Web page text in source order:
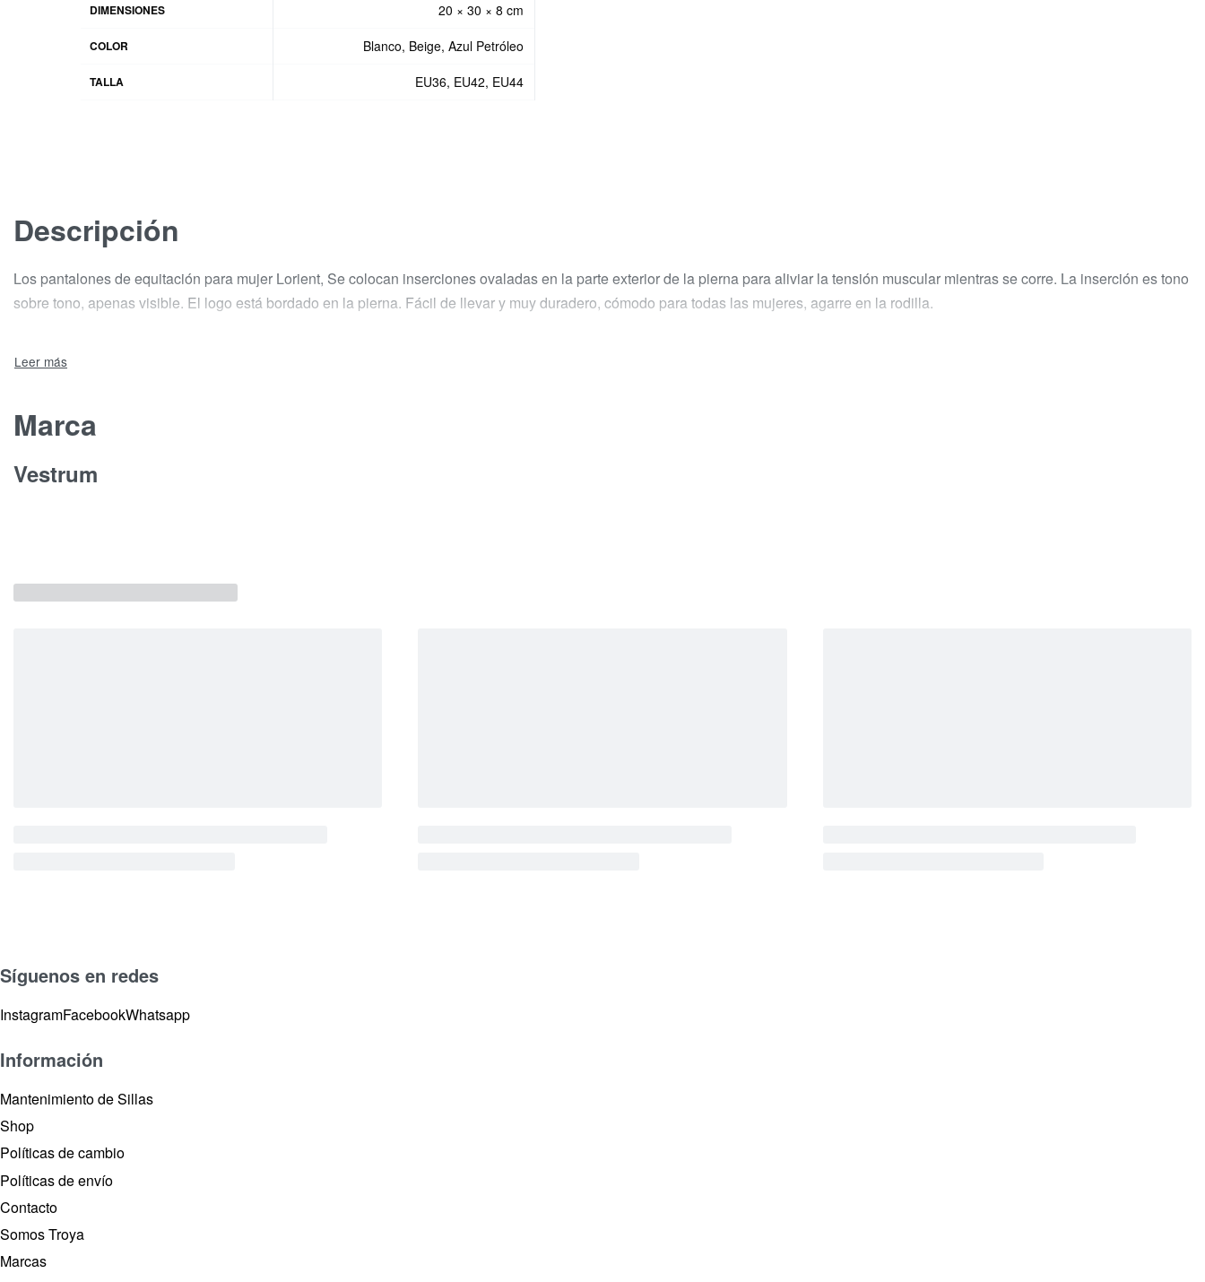
DIMENSIONES 20 × 30 × 8 cm
COLOR Blanco, Beige, Azul Petróleo
TALLA EU36, EU42, EU44
Descripción
Los pantalones de equitación para mujer Lorient, Se colocan inserciones ovaladas en la parte exterior de la pierna para aliviar la tensión muscular mientras se corre. La inserción es tono
sobre tono, apenas visible. El logo está bordado en la pierna. Fácil de llevar y muy duradero, cómodo para todas las mujeres, agarre en la rodilla.
Marca
Vestrum
Síguenos en redes
InstagramFacebookWhatsapp
Información
Mantenimiento de Sillas
Shop
Políticas de cambio
Políticas de envío
Contacto
Somos Troya
Marcas